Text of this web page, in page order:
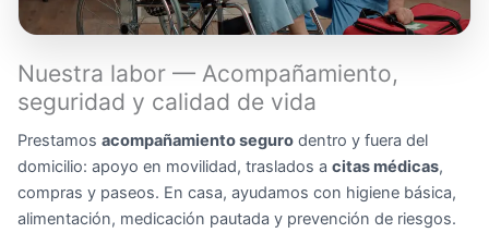
Nuestra labor — Acompañamiento,
seguridad y calidad de vida
Prestamos acompañamiento seguro dentro y fuera del
domicilio: apoyo en movilidad, traslados a citas médicas,
compras y paseos. En casa, ayudamos con higiene básica,
alimentación, medicación pautada y prevención de riesgos.